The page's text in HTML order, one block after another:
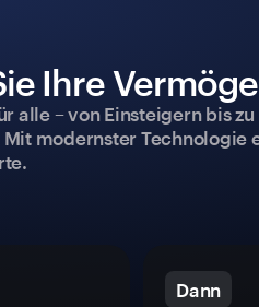
Ihre
alle – von Einsteigern bis
modernster
Dann